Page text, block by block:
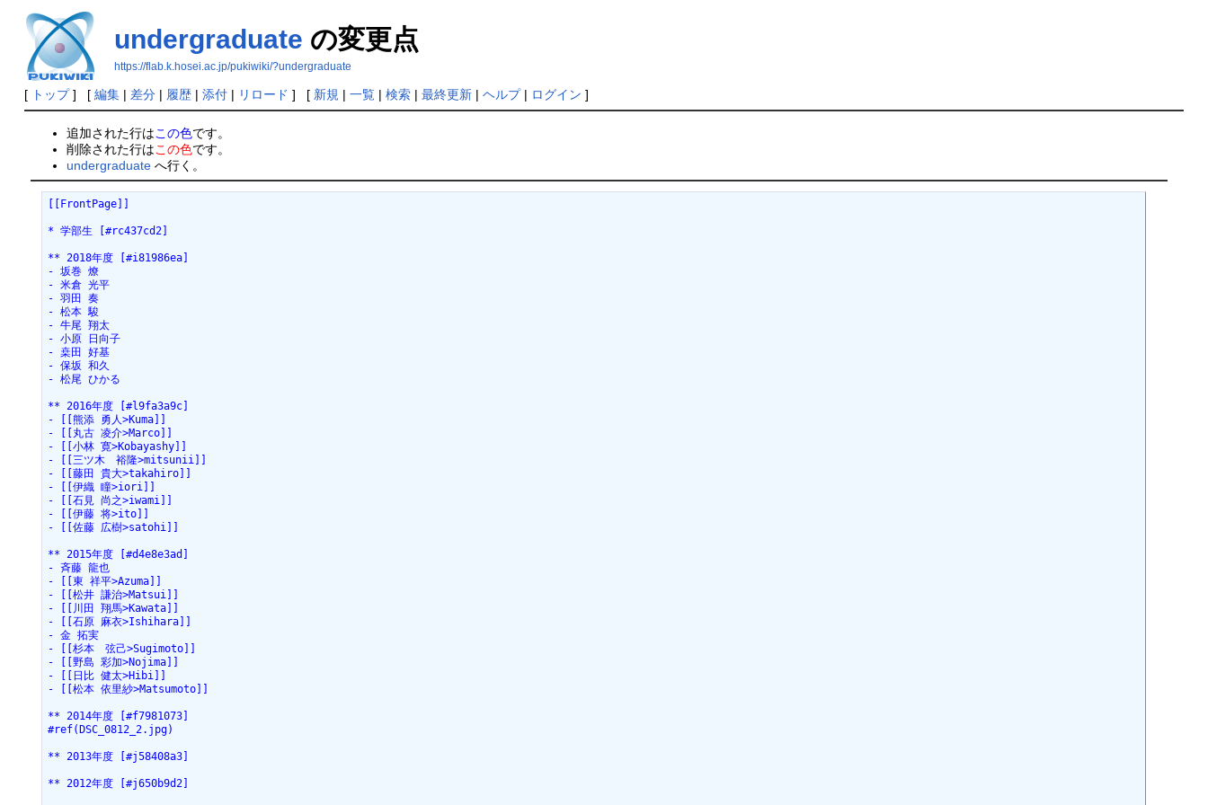
undergraduate の変更点
https://flab.k.hosei.ac.jp/pukiwiki/?undergraduate
[ トップ] [ 編集| 差分| 履歴| 添付| リロード ] [ 新規 | 一覧| 検索| 最終更新| ヘルプ| ログイン ]
追加された行はこの色です。
削除された行はこの色です。
undergraduate へ行く。
[[FrontPage]]
* 学部生 [#rc437cd2]
** 2018年度 [#i81986ea]
- 坂巻 燎
- 米倉 光平
- 羽田 奏
- 松本 駿
- 牛尾 翔太
- 小原 日向子
- 桒田 好基
- 保坂 和久
- 松尾 ひかる
** 2016年度 [#l9fa3a9c]
- [[熊添 勇人>Kuma]]
- [[丸古 凌介>Marco]]
- [[小林 寛>Kobayashy]]
- [[三ツ木　裕隆>mitsunii]]
- [[藤田 貴大>takahiro]]
- [[伊織 瞳>iori]]
- [[石見 尚之>iwami]]
- [[伊藤 将>ito]]
- [[佐藤 広樹>satohi]]
** 2015年度 [#d4e8e3ad]
- 斉藤 龍也
- [[東 祥平>Azuma]]
- [[松井 謙治>Matsui]]
- [[川田 翔馬>Kawata]]
- [[石原 麻衣>Ishihara]]
- 金 拓実
- [[杉本　弦己>Sugimoto]]
- [[野島 彩加>Nojima]]
- [[日比 健太>Hibi]]
- [[松本 依里紗>Matsumoto]]
** 2014年度 [#f7981073]
#ref(DSC_0812_2.jpg)
** 2013年度 [#j58408a3]
** 2012年度 [#j650b9d2]